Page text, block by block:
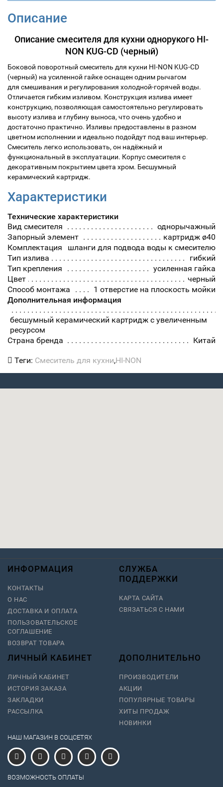
Описание
Описание смесителя для кухни однорукого HI-
NON KUG-CD (черный)
Боковой поворотный смеситель для кухни HI-NON KUG-CD
(черный) на усиленной гайке оснащен одним рычагом
для смешивания и регулирования холодной-горячей воды.
Отличается гибким изливом. Конструкция излива имеет
конструкцию, позволяющая самостоятельно регулировать
высоту излива и глубину выноса, что очень удобно и
достаточно практично. Изливы предоставлены в разном
цветном исполнении и идеально подойдут под ваш интерьер.
Смеситель легко использовать, он надёжный и
функциональный в эксплуатации. Корпус смесителя с
декоративным покрытием цвета хром. Бесшумный
керамический картридж.
Характеристики
Технические характеристики
Вид смесителя
однорычажный
Запорный элемент
картридж ø40
Комплектация
шланги для подвода воды к смесителю
Тип излива
гибкий
Тип крепления
усиленная гайка
Цвет
черный
Способ монтажа
1 отверстие на плоскость мойки
Дополнительная информация
бесшумный керамический картридж с увеличенным
ресурсом
Страна бренда
Китай
Теги: Смеситель для кухни,HI-NON
ИНФОРМАЦИЯ
КОНТАКТЫ
О НАС
ДОСТАВКА И ОПЛАТА
ПОЛЬЗОВАТЕЛЬСКОЕ
СОГЛАШЕНИЕ
ВОЗВРАТ ТОВАРА
СЛУЖБА
ПОДДЕРЖКИ
КАРТА САЙТА
СВЯЗАТЬСЯ С НАМИ
ЛИЧНЫЙ КАБИНЕТ
ЛИЧНЫЙ КАБИНЕТ
ИСТОРИЯ ЗАКАЗА
ЗАКЛАДКИ
РАССЫЛКА
ДОПОЛНИТЕЛЬНО
ПРОИЗВОДИТЕЛИ
АКЦИИ
ПОПУЛЯРНЫЕ ТОВАРЫ
ХИТЫ ПРОДАЖ
НОВИНКИ
НАШ МАГАЗИН В СОЦСЕТЯХ
ВОЗМОЖНОСТЬ ОПЛАТЫ